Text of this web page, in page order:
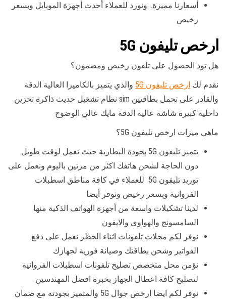
أسعارنا مميزة.. ونورد للعملاء أحدث أجهزة الموبايل وبسعر
رخيص
ارخص تليفون 5G
هل تود الحصول على تلفون رخيص ومضمون؟
نقدم لك ارخص تليفون 5G
والذي يتميز بالكاميرا العالية الدقة
والقادر على تحمل بطاقتين sim نظام تشغيل حديث ذاكرة تخزين
داخلية كبيرة شاشة عالية الدقة مايك عالي الوضوح
ماهي ميزات ارخص تليفون 5G؟
يتميز تليفون 5G بجودة البطارية حيث تعمل لوقت طويل
دون الحاجة لشحن هاتفك اكثر من مرتين باليوم ونعمل على
توريد تليفون 5G للعملاء في كافة مناطق اسطبلات
الفروانية وبسعر رخيص ونوفر أيضا
لدينا تشكيلات واسعة من أجهزة الهواتف الذكية منها
السامسونج والهواوي والايفون
نوفر لكم محلات تلفونات اثناء الحظر نعمل على دفع
الفواتير وشحن بطاقتك وصيانة فورية لجهازك
نؤمن محل متخصص تصليح تلفونات اسطبلات الفروانية
لتصليح كافة اعطال الجهاز بخبرة افضل المهندسين
نوفر لكم ايضا ارخص جوال 5G والمتميز بجودته مع ضمان